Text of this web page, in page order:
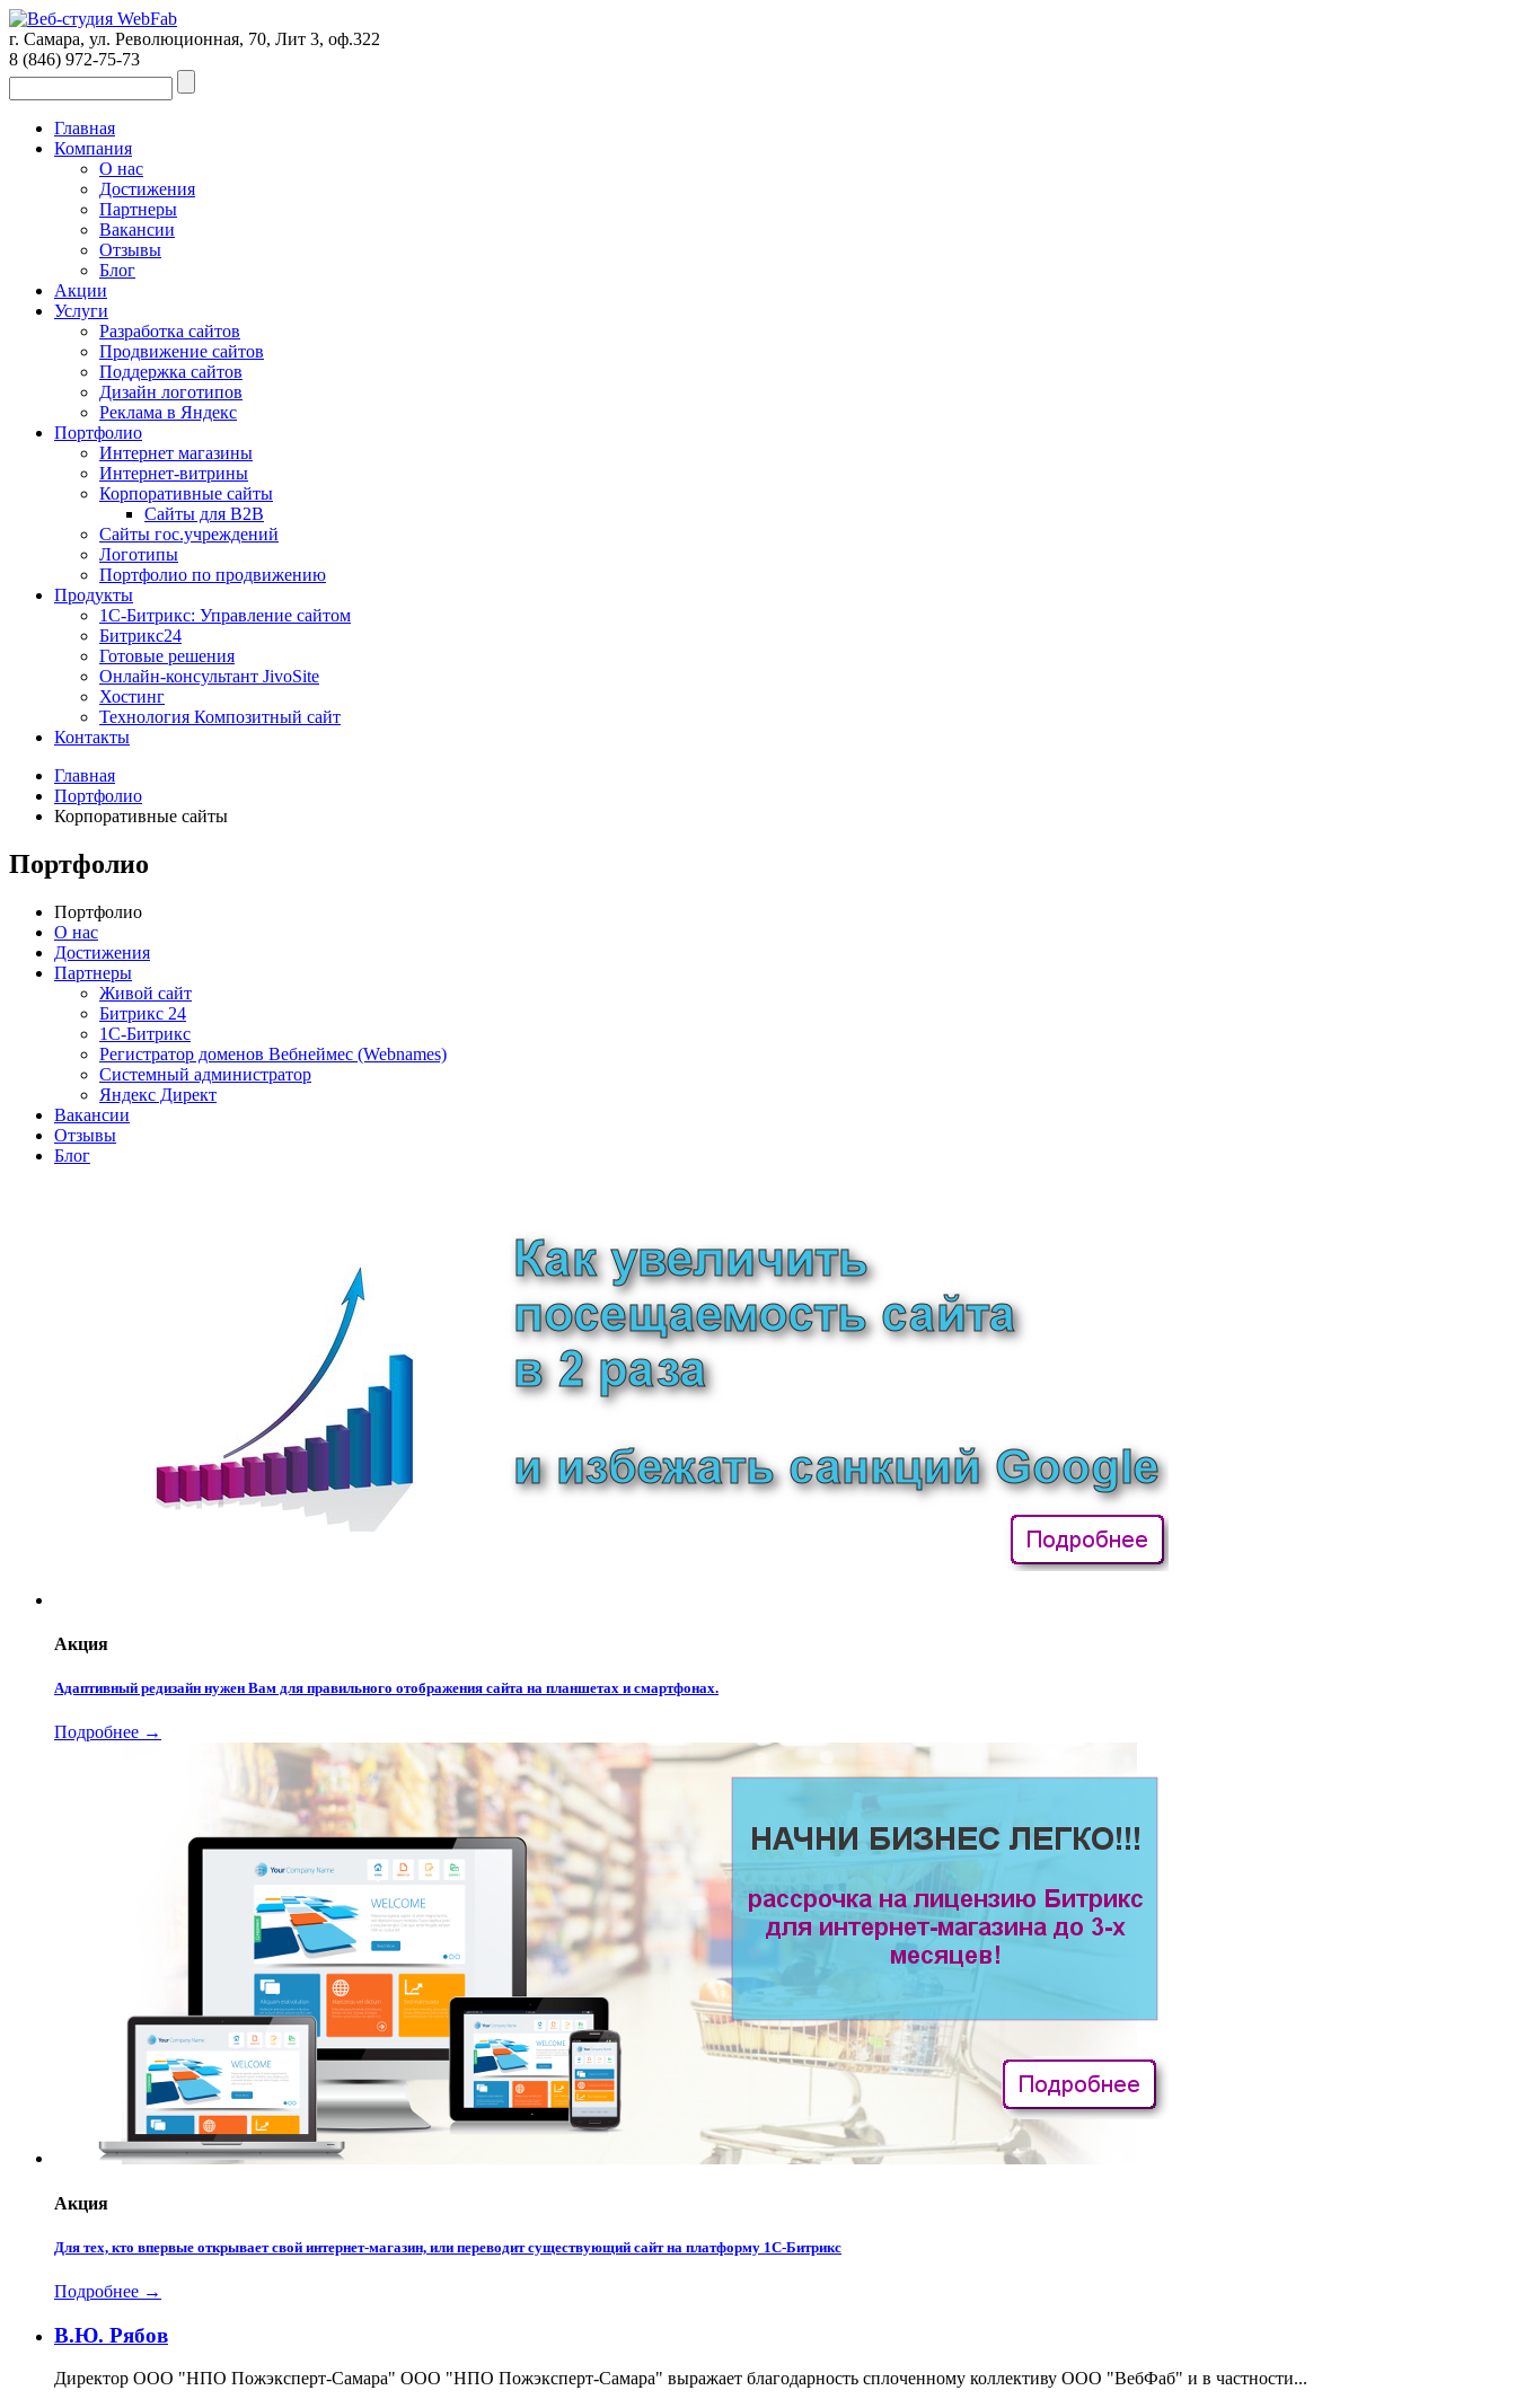
г. Самара, ул. Революционная, 70, Лит 3, оф.322
8 (846) 972-75-73
Главная
Компания
О нас
Достижения
Партнеры
Вакансии
Отзывы
Блог
Акции
Услуги
Разработка сайтов
Продвижение сайтов
Поддержка сайтов
Дизайн логотипов
Реклама в Яндекс
Портфолио
Интернет магазины
Интернет-витрины
Корпоративные сайты
Сайты для B2B
Сайты гос.учреждений
Логотипы
Портфолио по продвижению
Продукты
1С-Битрикс: Управление сайтом
Битрикс24
Готовые решения
Онлайн-консультант JivoSite
Хостинг
Технология Композитный сайт
Контакты
Главная
Портфолио
Корпоративные сайты
Портфолио
Портфолио
О нас
Достижения
Партнеры
Живой сайт
Битрикс 24
1С-Битрикс
Регистратор доменов Вебнеймес (Webnames)
Системный администратор
Яндекс Директ
Вакансии
Отзывы
Блог
Акция
Адаптивный редизайн нужен Вам для правильного отображения сайта на планшетах и смартфонах.
Подробнее →
Акция
Для тех, кто впервые открывает свой интернет-магазин, или переводит существующий сайт на платформу 1С-Битрикс
Подробнее →
В.Ю. Рябов
Директор ООО "НПО Пожэксперт-Самара" ООО "НПО Пожэксперт-Самара" выражает благодарность сплоченному коллективу ООО "ВебФаб" и в частности...